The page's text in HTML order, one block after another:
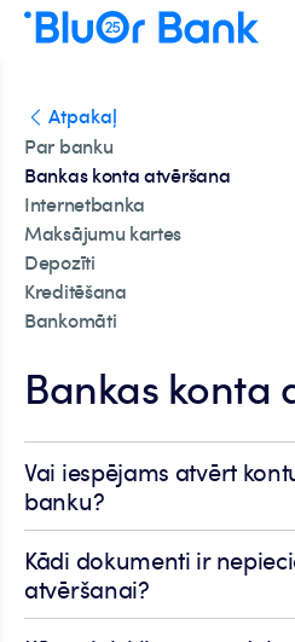
Atpakaļ
Par banku
Bankas konta atvēršana
Internetbanka
Maksājumu kartes
Depozīti
Kreditēšana
Bankomāti
Bankas konta
Vai iespējams atvērt
banku?
Kādi dokumenti ir
atvēršanai?